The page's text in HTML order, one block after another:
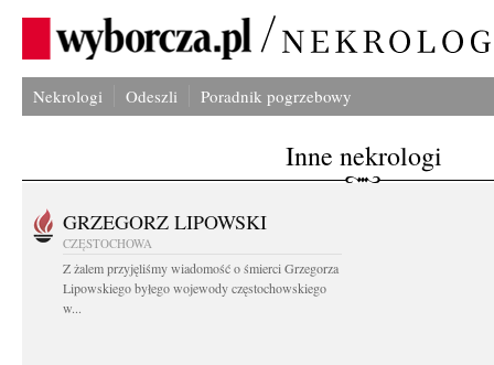
Nekrologi Odeszli Poradnik pogrzebowy
Inne nekrologi
GRZEGORZ LIPOWSKI
CZĘSTOCHOWA
Z żalem przyjęliśmy wiadomość o śmierci Grzegorza
Lipowskiego byłego wojewody częstochowskiego
w...